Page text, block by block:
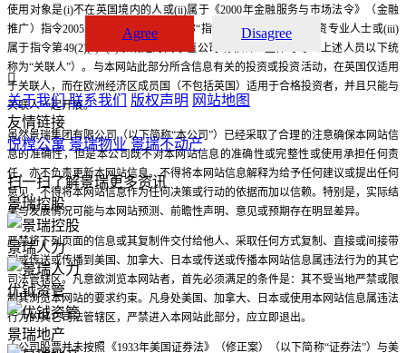
使用对象是(i)不在英国境内的人或(ii)属于《2000年金融服务与市场法令》（金融
推广）指令2005（修正案）（以下简称“指令”）第19条规定的投资专业人士或(iii)
属于指令第49(2)(a)--(d)条规定的高净值公司或非法人团体等等（上述人员以下统
称为“关联人”）。与本网站此部分所含信息有关的投资或投资活动，在英国仅适用
于关联人，而在欧洲经济区成员国（不包括英国）适用于合格投资者，并且只能与
关联人一起开展。
虽然景瑞集团有限公司（以下简称“本公司”）已经采取了合理的注意确保本网站信
息的准确性，但是本公司既不对本网站信息的准确性或完整性或使用承担任何责
任，亦不负责更新本网站信息。不得将本网站信息解释为给予任何建议或提出任何
意见，不得将本网站信息作为任何决策或行动的依据而加以信赖。特别是，实际结
果与发展情况可能与本网站预测、前瞻性声明、意见或预期存在明显差异。
严禁将下列页面的信息或其复制件交付给他人、采取任何方式复制、直接或间接带
到或传送或传播到美国、加拿大、日本或传送或传播本网站信息属违法行为的其它
司法管辖区。凡意欲浏览本网站者，首先必须满足的条件是：其不受当地严禁或限
制其浏览本网站的要求约束。凡身处美国、加拿大、日本或使用本网站信息属违法
行为的其它司法管辖区，严禁进入本网站此部分，应立即退出。
本公司股票并未按照《1933年美国证券法》（修正案）（以下简称“证券法”）与美
Agree Disagree

关于我们 联系我们 版权声明 网站地图
友情链接
悦樘公寓 景瑞物业 景瑞不动产
扫一扫了解景瑞更多资讯
景瑞控股
景瑞人力
优钺资管
景瑞地产